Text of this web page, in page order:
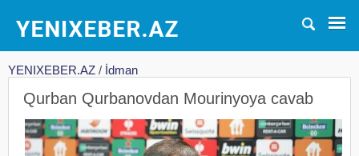
YENIXEBER.AZ / İdman
Qurban Qurbanovdan Mourinyoya cavab